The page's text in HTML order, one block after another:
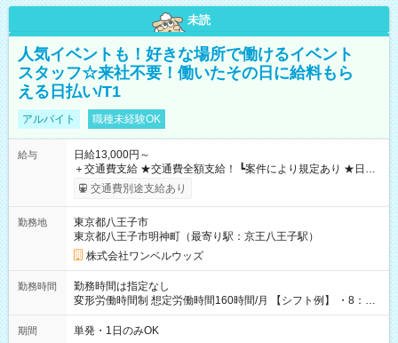
未読
人気イベントも！好きな場所で働けるイベント
スタッフ☆来社不要！働いたその日に給料もら
える日払い/T1
アルバイト 職種未経験OK
給与
日給13,000円～
＋交通費支給 ★交通費全額支給！ ┗案件により規定あり ★日払
いOK！（規定あり） ┗働いたその日に現金GET♪ お仕事後はコ
ンビニATMから 日払い分を引き落とせます！ 【試用期間】試
交通費別途支給あり
勤務地
東京都八王子市
東京都八王子市明神町（最寄り駅：京王八王子駅）
株式会社ワンベルウッズ
勤務時間
勤務時間は指定なし
変形労働時間制 想定労働時間160時間/月 【シフト例】 ・8：00
～21：00
期間 単発・1日のみOK